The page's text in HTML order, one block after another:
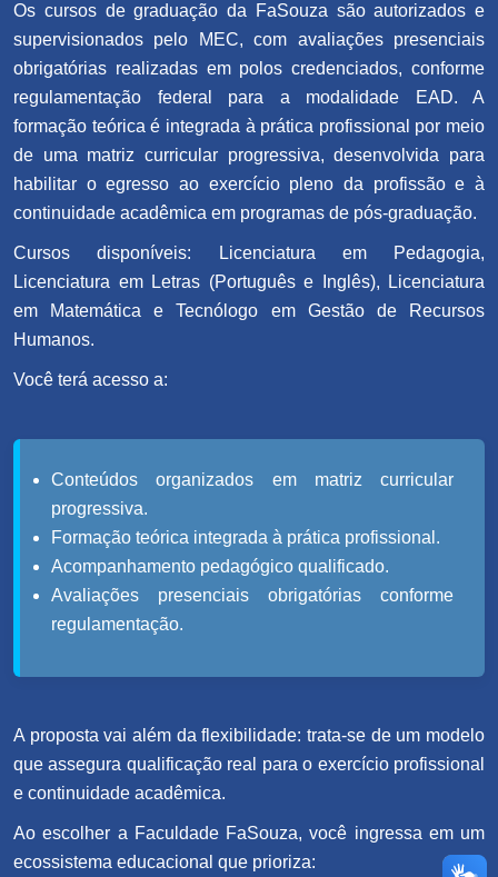
Os cursos de graduação da FaSouza são autorizados e
supervisionados pelo MEC, com avaliações presenciais
obrigatórias realizadas em polos credenciados, conforme
regulamentação federal para a modalidade EAD. A
formação teórica é integrada à prática profissional por meio
de uma matriz curricular progressiva, desenvolvida para
habilitar o egresso ao exercício pleno da profissão e à
continuidade acadêmica em programas de pós-graduação.
Cursos disponíveis: Licenciatura em Pedagogia,
Licenciatura em Letras (Português e Inglês), Licenciatura
em Matemática e Tecnólogo em Gestão de Recursos
Humanos.
Você terá acesso a:
Conteúdos organizados em matriz curricular
progressiva.
Formação teórica integrada à prática profissional.
Acompanhamento pedagógico qualificado.
Avaliações presenciais obrigatórias conforme
regulamentação.
A proposta vai além da flexibilidade: trata-se de um modelo
que assegura qualificação real para o exercício profissional
e continuidade acadêmica.
Ao escolher a Faculdade FaSouza, você ingressa em um
ecossistema educacional que prioriza: